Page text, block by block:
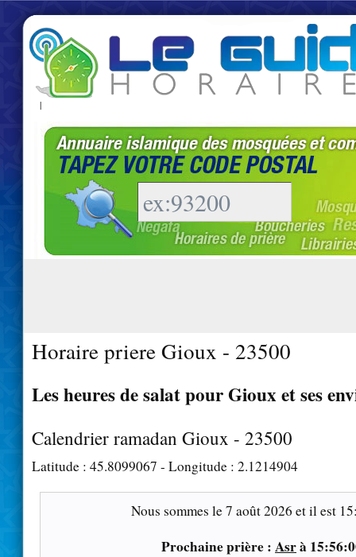
|
Horaire priere Gioux - 23500
Les heures de salat pour Gioux et ses
Calendrier ramadan Gioux - 23500
Latitude : 45.8099067 - Longitude : 2.1214904
Nous sommes le7 août 2026 et il est
Prochaine prière : Asrà